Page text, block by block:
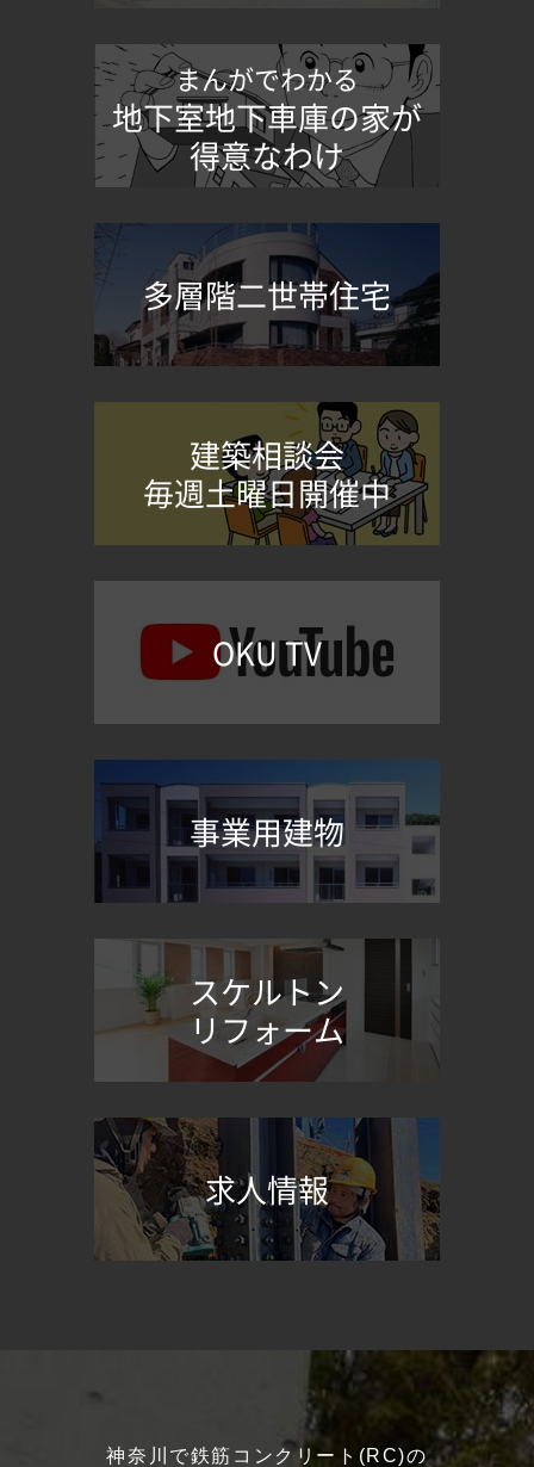
まんがでわかる
地下室地下車庫の家が
得意なわけ
多層階二世帯住宅
建築相談会
毎週土曜日開催中
OKU TV
事業用建物
スケルトン
リフォーム
求人情報
神奈川で鉄筋コンクリート(RC)の